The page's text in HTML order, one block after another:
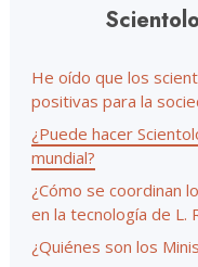
He oído que los
positivas para la
¿Puede hacer
mundial?
¿Cómo se coordinan
en la tecnología de L.
¿Quiénes son los